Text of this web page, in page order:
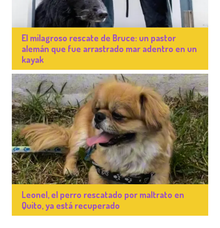
El milagroso rescate de Bruce: un pastor
alemán que fue arrastrado mar adentro en un
kayak
Leonel, el perro rescatado por maltrato en
Quito, ya está recuperado